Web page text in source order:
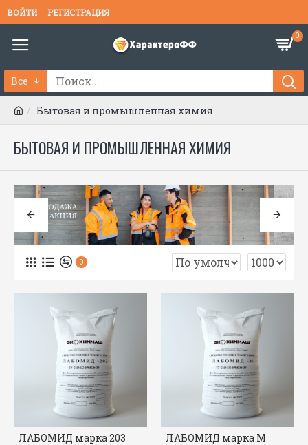
ВОЙТИ РЕГИСТРАЦИЯ
0
Все
Бытовая и промышленная химия
БЫТОВАЯ И ПРОМЫШЛЕННАЯ ХИМИЯ
0
ЛАБОМИД марка 203 ЛАБОМИД марка М